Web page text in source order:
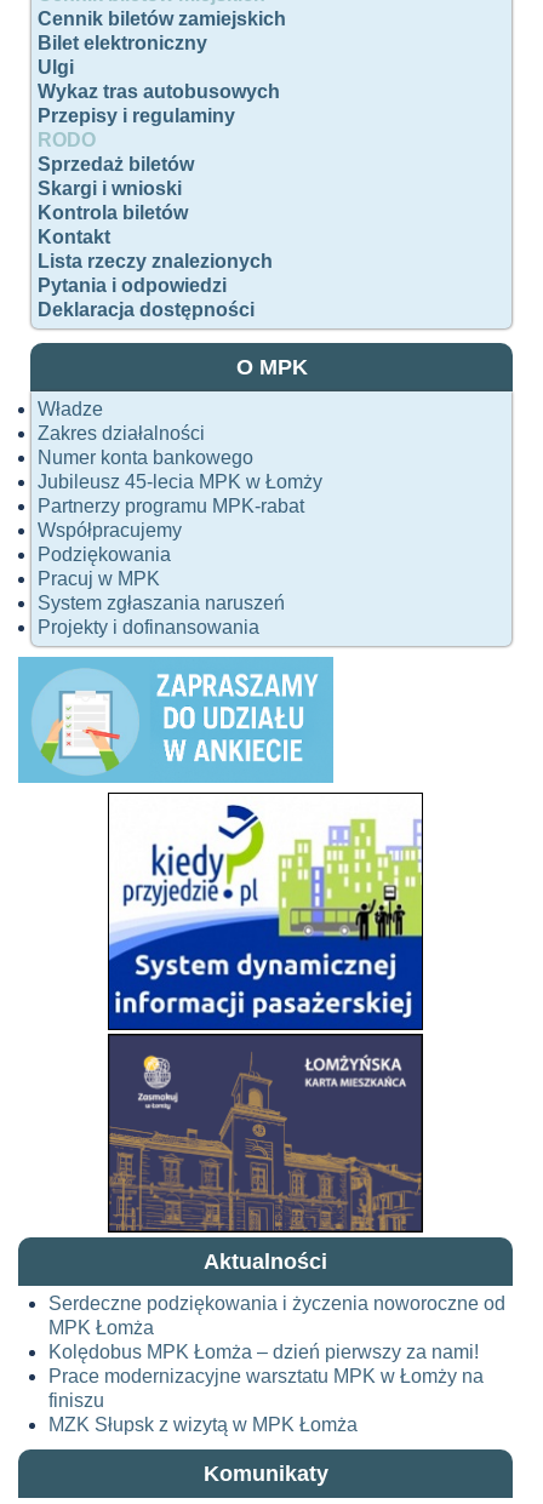
Cennik biletów zamiejskich
Bilet elektroniczny
Ulgi
Wykaz tras autobusowych
Przepisy i regulaminy
RODO
Sprzedaż biletów
Skargi i wnioski
Kontrola biletów
Kontakt
Lista rzeczy znalezionych
Pytania i odpowiedzi
Deklaracja dostępności
O MPK
Władze
Zakres działalności
Numer konta bankowego
Jubileusz 45-lecia MPK w Łomży
Partnerzy programu MPK-rabat
Współpracujemy
Podziękowania
Pracuj w MPK
System zgłaszania naruszeń
Projekty i dofinansowania
Aktualności
Serdeczne podziękowania i życzenia noworoczne od
MPK Łomża
Kolędobus MPK Łomża – dzień pierwszy za nami!
Prace modernizacyjne warsztatu MPK w Łomży na
finiszu
MZK Słupsk z wizytą w MPK Łomża
Komunikaty